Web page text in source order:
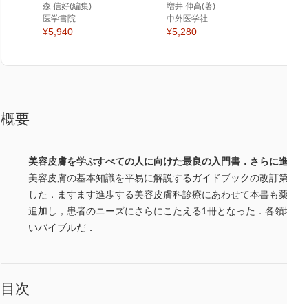
森 信好(編集)
医学書院
¥5,940
増井 伸高(著)
中外医学社
¥5,280
概要
美容皮膚を学ぶすべての人に向けた最良の入門書．さらに
美容皮膚の基本知識を平易に解説するガイドブックの改訂
した．ますます進歩する美容皮膚科診療にあわせて本書
追加し，患者のニーズにさらにこたえる1冊となった．各
いバイブルだ．
目次